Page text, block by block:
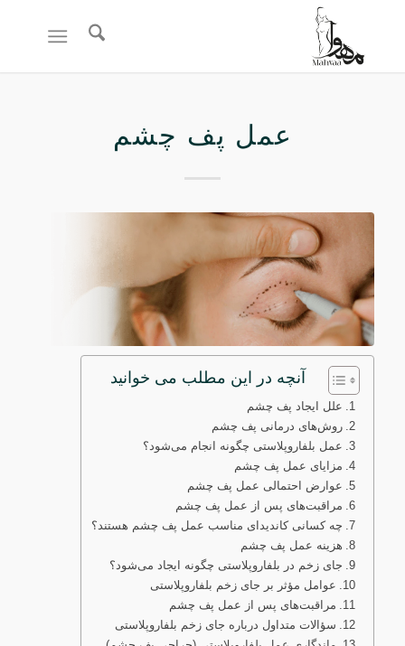
عمل پف چشم
آنچه در این مطلب می خوانید
علل ایجاد پف چشم
روش‌های درمانی پف چشم
عمل بلفاروپلاستی چگونه انجام می‌شود؟
مزایای عمل پف چشم
عوارض احتمالی عمل پف چشم
مراقبت‌های پس از عمل پف چشم
چه کسانی کاندیدای مناسب عمل پف چشم هستند؟
هزینه عمل پف چشم
جای زخم در بلفاروپلاستی چگونه ایجاد می‌شود؟
عوامل مؤثر بر جای زخم بلفاروپلاستی
مراقبت‌های پس از عمل پف چشم
سؤالات متداول درباره جای زخم بلفاروپلاستی